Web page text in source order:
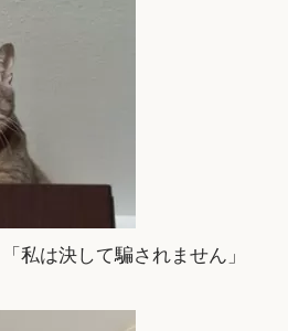
は決して騙されません」